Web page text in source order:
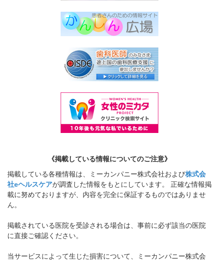
《掲載している情報についてのご注意》
掲載している各種情報は、ミーカンパニー株式会社および株式会
社eヘルスケアが調査した情報をもとにしています。 正確な情報掲
載に努めておりますが、内容を完全に保証するものではありませ
ん。
掲載されている医院を受診される場合は、事前に必ず該当の医院
に直接ご確認ください。
当サービスによって生じた損害について、ミーカンパニー株式会